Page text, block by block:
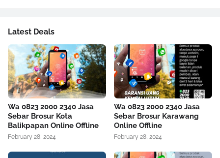
Latest Deals
Wa 0823 2000 2340 Jasa
Sebar Brosur Kota
Balikpapan Online Offline
February 28, 2024
Wa 0823 2000 2340 Jasa
Sebar Brosur Karawang
Online Offline
February 28, 2024